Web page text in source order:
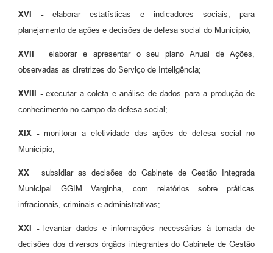
XVI - elaborar estatísticas e indicadores sociais, para
planejamento de ações e decisões de defesa social do Município;
XVII -elaborar e apresentar o seu plano Anual de Ações,
observadas as diretrizes do Serviço de Inteligência;
XVIII -executar a coleta e análise de dados para a produção de
conhecimento no campo da defesa social;
XIX -monitorar a efetividade das ações de defesa social no
Município;
XX -subsidiar as decisões do Gabinete de Gestão Integrada
Municipal GGIM Varginha, com relatórios sobre práticas
infracionais, criminais e administrativas;
XXI -levantar dados e informações necessárias à tomada de
decisões dos diversos órgãos integrantes do Gabinete de Gestão